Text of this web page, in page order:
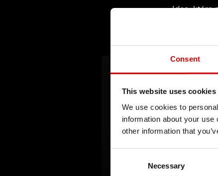
Consent
This website uses cookies
We use cookies to
information about your
other information that
Necessary
Ideą, która